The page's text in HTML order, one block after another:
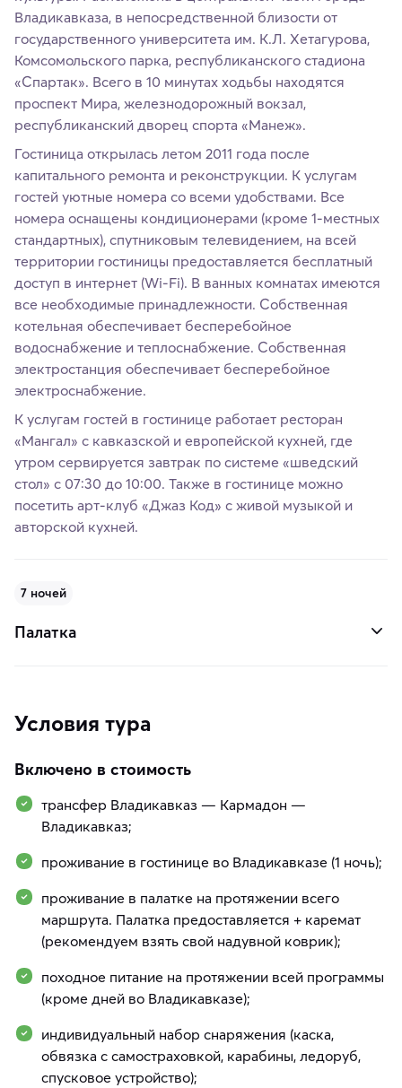
Владикавказа, в непосредственной близости от
государственного университета им. К.Л. Хетагурова,
Комсомольского парка, республиканского стадиона
«Спартак». Всего в 10 минутах ходьбы находятся
проспект Мира, железнодорожный вокзал,
республиканский дворец спорта «Манеж».
Гостиница открылась летом 2011 года после
капитального ремонта и реконструкции. К услугам
гостей уютные номера со всеми удобствами. Все
номера оснащены кондиционерами (кроме 1-местных
стандартных), спутниковым телевидением, на всей
территории гостиницы предоставляется бесплатный
доступ в интернет (Wi-Fi). В ванных комнатах имеются
все необходимые принадлежности. Собственная
котельная обеспечивает бесперебойное
водоснабжение и теплоснабжение. Собственная
электростанция обеспечивает бесперебойное
электроснабжение.
К услугам гостей в гостинице работает ресторан
«Мангал» с кавказской и европейской кухней, где
утром сервируется завтрак по системе «шведский
стол» с 07:30 до 10:00. Также в гостинице можно
посетить арт-клуб «Джаз Код» с живой музыкой и
авторской кухней.
7 ночей
Палатка
Условия тура
Включено в стоимость
трансфер Владикавказ — Кармадон —
Владикавказ;
проживание в гостинице во Владикавказе (1 ночь);
проживание в палатке на протяжении всего
маршрута. Палатка предоставляется + каремат
(рекомендуем взять свой надувной коврик);
походное питание на протяжении всей программы
(кроме дней во Владикавказе);
индивидуальный набор снаряжения (каска,
обвязка с самостраховкой, карабины, ледоруб,
спусковое устройство);